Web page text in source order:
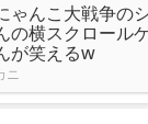
ゃんこ大戦争の
の横スクロール
が笑えるw
ニ